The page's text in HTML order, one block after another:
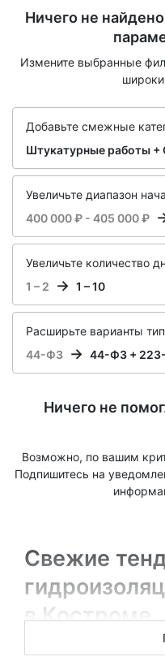
Ничего не
Измените выбранные
Добавьте смежные
Штукатурные работы +
Увеличьте диапазон
400 000 ₽ - 405 000 ₽
Увеличьте количество
1 – 2
1 – 10
Расширьте варианты
44-ФЗ
44-ФЗ +
Ничего не
Возможно, по вашим
Подпишитесь на
Свежие
в Костроме